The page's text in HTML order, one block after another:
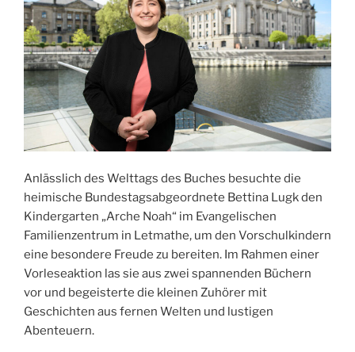
Anlässlich des Welttags des Buches besuchte die
heimische Bundestagsabgeordnete Bettina Lugk den
Kindergarten „Arche Noah“ im Evangelischen
Familienzentrum in Letmathe, um den Vorschulkindern
eine besondere Freude zu bereiten. Im Rahmen einer
Vorleseaktion las sie aus zwei spannenden Büchern
vor und begeisterte die kleinen Zuhörer mit
Geschichten aus fernen Welten und lustigen
Abenteuern.